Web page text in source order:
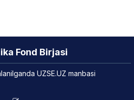
Fond Birjasi
UZSE.UZ manbasi